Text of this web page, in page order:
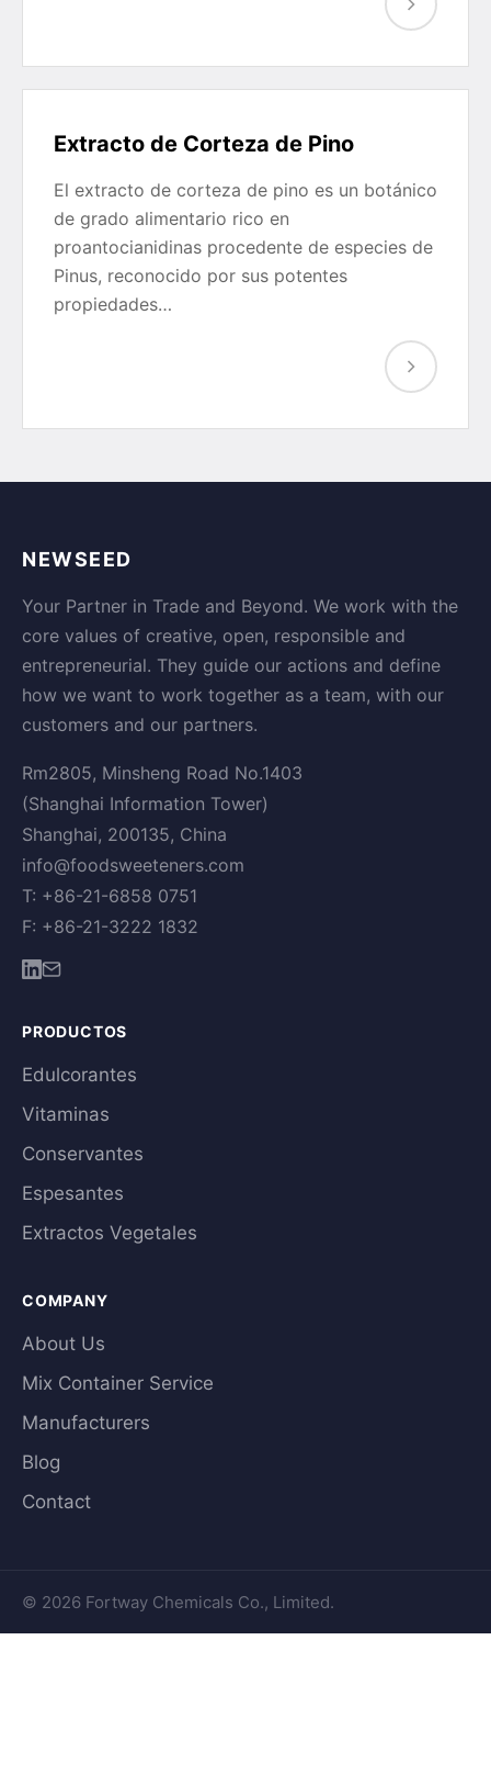
Extracto de Corteza de Pino
El extracto de corteza de pino es un botánico
de grado alimentario rico en
proantocianidinas procedente de especies de
Pinus, reconocido por sus potentes
propiedades…
NEWSEED
Your Partner in Trade and Beyond. We work with the
core values of creative, open, responsible and
entrepreneurial. They guide our actions and define
how we want to work together as a team, with our
customers and our partners.
Rm2805, Minsheng Road No.1403
(Shanghai Information Tower)
Shanghai, 200135, China
info@foodsweeteners.com
T: +86-21-6858 0751
F: +86-21-3222 1832
PRODUCTOS
Edulcorantes
Vitaminas
Conservantes
Espesantes
Extractos Vegetales
COMPANY
About Us
Mix Container Service
Manufacturers
Blog
Contact
© 2026 Fortway Chemicals Co., Limited.